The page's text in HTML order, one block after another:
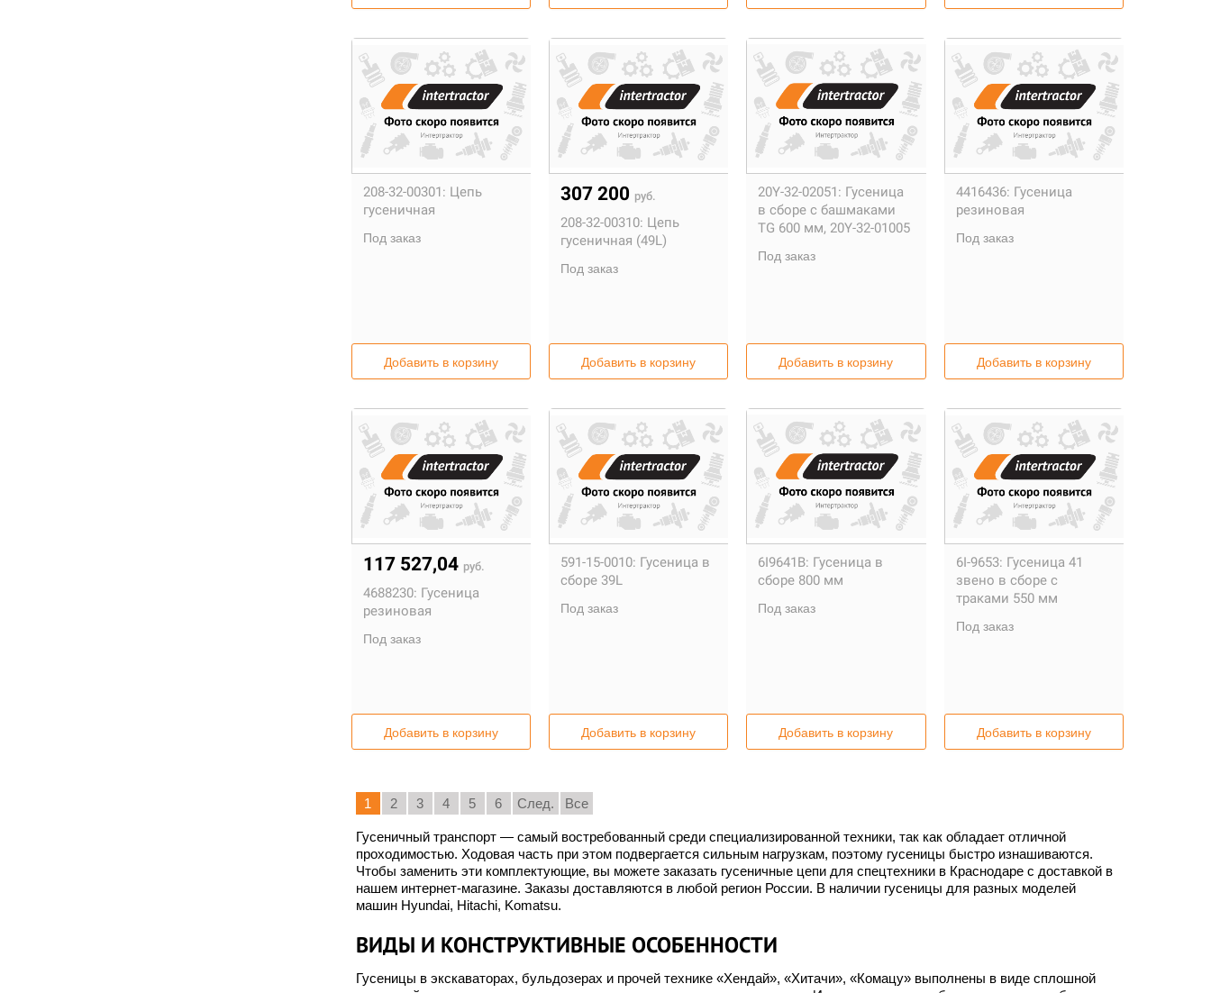
208-32-00301: Цепь
гусеничная
Под заказ
Добавить в корзину
307 200 руб.
208-32-00310: Цепь
гусеничная (49L)
Под заказ
Добавить в корзину
20Y-32-02051: Гусеница
в сборе с башмаками
TG 600 мм, 20Y-32-01005
Под заказ
Добавить в корзину
4416436: Гусеница
резиновая
Под заказ
Добавить в корзину
117 527,04 руб.
4688230: Гусеница
резиновая
Под заказ
Добавить в корзину
591-15-0010: Гусеница в
сборе 39L
Под заказ
Добавить в корзину
6I9641B: Гусеница в
сборе 800 мм
Под заказ
Добавить в корзину
6I-9653: Гусеница 41
звено в сборе с
траками 550 мм
Под заказ
Добавить в корзину
1 2 3 4 5 6 След. Все
Гусеничный транспорт — самый востребованный среди специализированной техники, так как обладает отличной
проходимостью. Ходовая часть при этом подвергается сильным нагрузкам, поэтому гусеницы быстро изнашиваются.
Чтобы заменить эти комплектующие, вы можете заказать гусеничные цепи для спецтехники в Краснодаре с доставкой в
нашем интернет-магазине. Заказы доставляются в любой регион России. В наличии гусеницы для разных моделей
машин Hyundai, Hitachi, Komatsu.
ВИДЫ И КОНСТРУКТИВНЫЕ ОСОБЕННОСТИ
Гусеницы в экскаваторах, бульдозерах и прочей технике «Хендай», «Хитачи», «Комацу» выполнены в виде сплошной